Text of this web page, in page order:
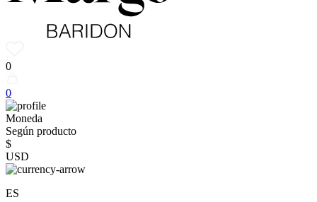
0
0
Moneda
Según producto
$
USD
ES